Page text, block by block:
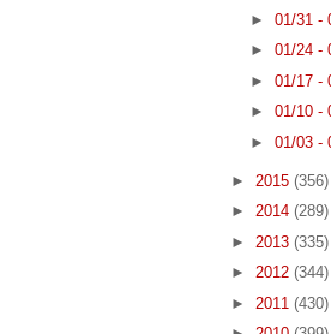
► 01/31 -
► 01/24 -
► 01/17 -
► 01/10 -
► 01/03 -
► 2015 (356)
► 2014 (289)
► 2013 (335)
► 2012 (344)
► 2011 (430)